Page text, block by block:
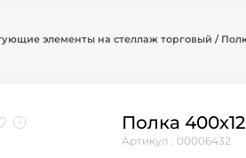
элементы на стеллаж торговый /
Полка
Артикул : 00006432